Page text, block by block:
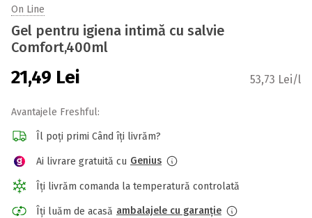
On Line
Gel pentru igiena intimă cu salvie
Comfort,400ml
21,49 Lei 53,73 Lei/l
Avantajele Freshful:
Îl poți primi Când îți livrăm?
Ai livrare gratuită cu Genius
Îți livrăm comanda la temperatură controlată
Îți luăm de acasă ambalajele cu garanție